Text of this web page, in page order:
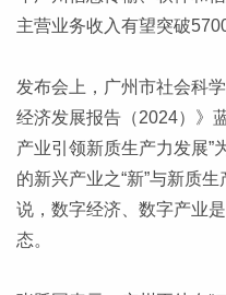
主营业务收入有望突破
发布会上，广州市社会科
经济发展报告（2024）》
产业引领新质生产力发展”
的新兴产业之“新”与新质
说，数字经济、数字产业
态。